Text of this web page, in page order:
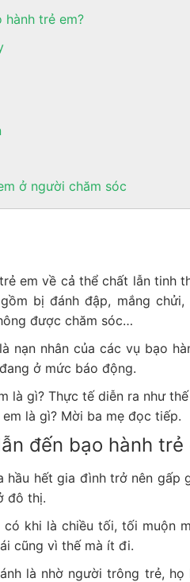
hành trẻ em?
ở người chăm sóc
em về cả thể chất lẫn tinh
bị đánh đập, mắng chửi,
được chăm sóc…
nạn nhân của các vụ bạo
ở mức báo động.
là gì? Thực tế diễn ra như
là gì? Mời ba mẹ đọc tiếp.
đến bạo hành trẻ
hầu hết gia đình trở nên gấp
đô thị.
có khi là chiều tối, tối muộn
cũng vì thế mà ít đi.
là nhờ người trông trẻ, họ